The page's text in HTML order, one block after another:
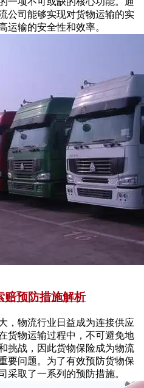
公司能够实现对货物运输的实
运输的安全性和效率。
赔预防措施解析
，物流行业日益成为连接供应
货物运输过程中，不可避免地
挑战，因此货物保险成为物流
要问题。为了有效预防货物保
采取了一系列的预防措施。